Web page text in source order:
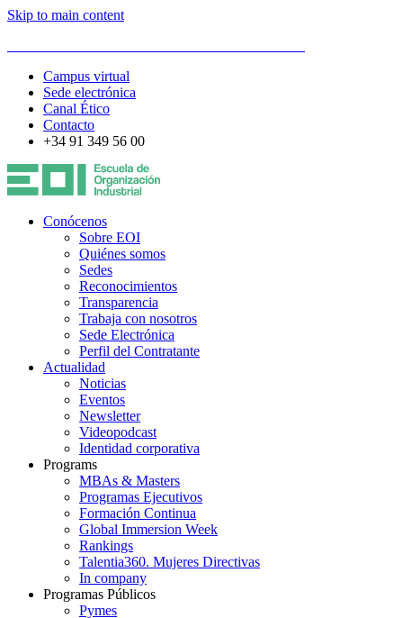
Skip to main content
Campus virtual
Sede electrónica
Canal Ético
Contacto
+34 91 349 56 00
Conócenos
Sobre EOI
Quiénes somos
Sedes
Reconocimientos
Transparencia
Trabaja con nosotros
Sede Electrónica
Perfil del Contratante
Actualidad
Noticias
Eventos
Newsletter
Videopodcast
Identidad corporativa
Programs
MBAs & Masters
Programas Ejecutivos
Formación Continua
Global Immersion Week
Rankings
Talentia360. Mujeres Directivas
In company
Programas Públicos
Pymes